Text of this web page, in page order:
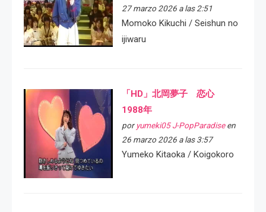
27 marzo 2026 a las 2:51
Momoko Kikuchi / Seishun no
ijiwaru
「HD」北岡夢子 恋心
1988年
por yumeki05 J-PopParadiseen
26 marzo 2026 a las 3:57
Yumeko Kitaoka / Koigokoro